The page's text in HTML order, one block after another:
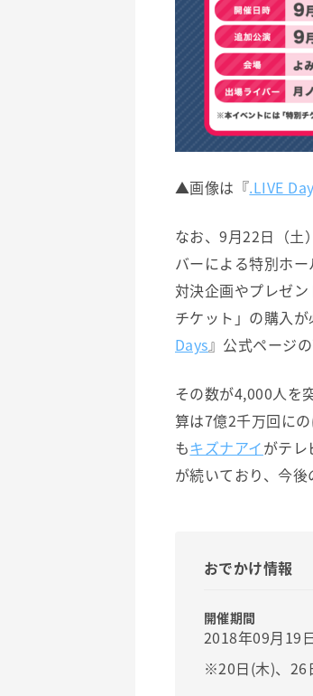
▲画像は『.LIVE
なお、9月22日（土
バーによる特別ホ
対決企画やプレゼ
チケット」の購入
Days』公式ページ
その数が4,000人を
算は7億2千万回に
もキズナアイがテ
が続いており、今後
おでかけ情報
開催期間
2018年09月19
※20日(木)、26